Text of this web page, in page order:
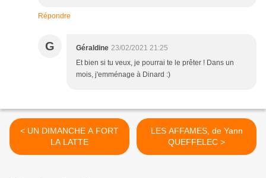
Répondre
G Géraldine 23/02/2021 21:25
Et bien si tu veux, je pourrai te le prêter ! Dans un
mois, j'emménage à Dinard :)
< UN DIMANCHE A FORT
LA LATTE
LES AFFAMES, de Yann
QUEFFELEC >